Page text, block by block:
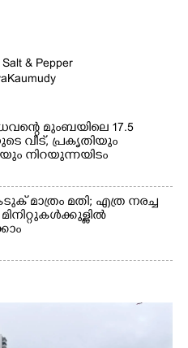
മുംബയിലെ 17.5
വീട്,​ പ്രകൃതിയും
നിറയുന്നയിടം
മാത്രം മതി; എത്ര നരച്ച
Link